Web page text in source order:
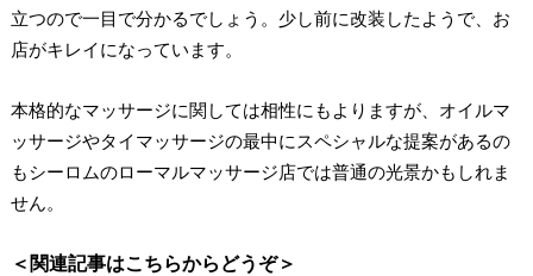
立つので一目で分かるでしょう。少し前に改装したようで、お
店がキレイになっています。
本格的なマッサージに関しては相性にもよりますが、オイルマ
ッサージやタイマッサージの最中にスペシャルな提案があるの
もシーロムのローマルマッサージ店では普通の光景かもしれま
せん。
＜関連記事はこちらからどうぞ＞